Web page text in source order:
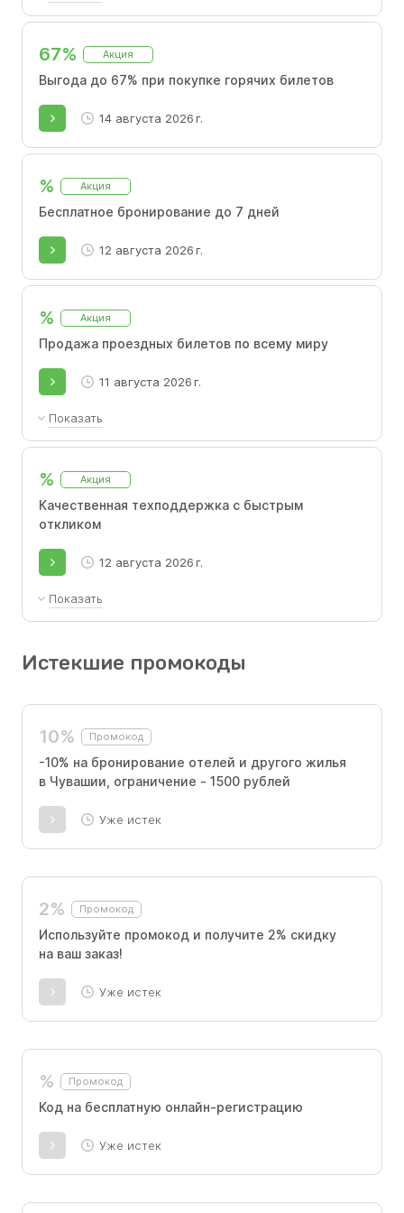
Ищите выгодные авиабилеты в Стамбул.
Выбирайте даты вылета с низкими ценами в
календаре, чтобы сравнить стоимость
перелета и купить доступные билеты из
67% Акция
Выгода до 67% при покупке горячих билетов
14 августа 2026 г.
% Акция
Бесплатное бронирование до 7 дней
12 августа 2026 г.
% Акция
Продажа проездных билетов по всему миру
11 августа 2026 г.
Показать
Оплачивайте картами разных стран билеты
по всему миру.
% Акция
Качественная техподдержка с быстрым
откликом
12 августа 2026 г.
Показать
Истекшие промокоды
10% Промокод
-10% на бронирование отелей и другого жилья
в Чувашии, ограничение - 1500 рублей
Уже истек
2% Промокод
Используйте промокод и получите 2% скидку
на ваш заказ!
Уже истек
% Промокод
Код на бесплатную онлайн-регистрацию
Уже истек